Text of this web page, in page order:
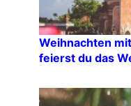
Weihnachten
feierst du das